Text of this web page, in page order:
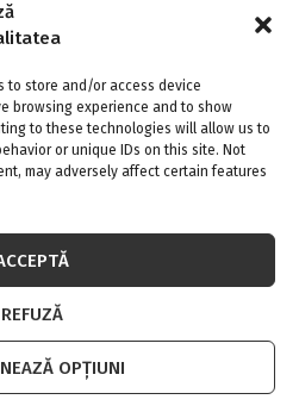
to store and/or access device
browsing experience and to show
to these technologies will allow us to
or unique IDs on this site. Not
may adversely affect certain features
REFUZĂ
OPȚIUNI
sticlele din plastic